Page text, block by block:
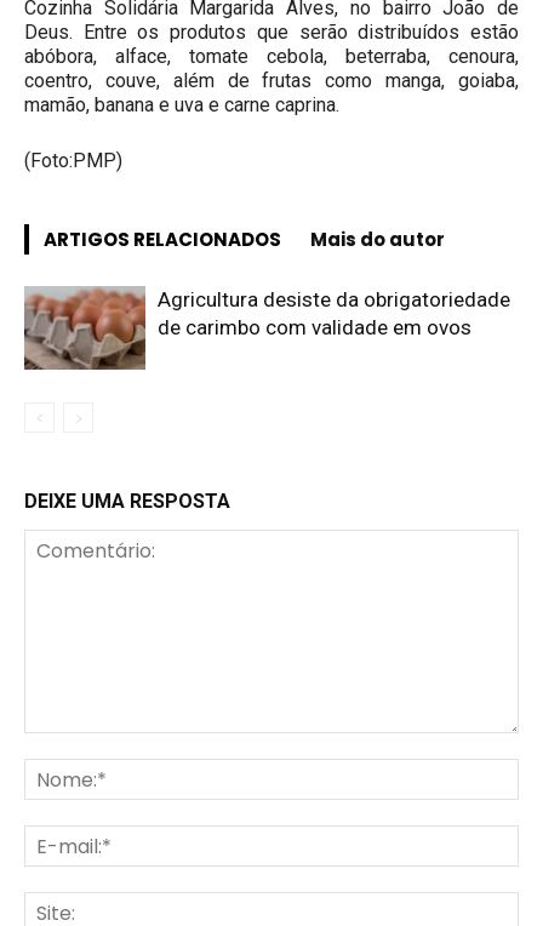
Cozinha Solidária Margarida Alves, no bairro João de
Deus. Entre os produtos que serão distribuídos estão
abóbora, alface, tomate cebola, beterraba, cenoura,
coentro, couve, além de frutas como manga, goiaba,
mamão, banana e uva e carne caprina.
(Foto:PMP)
ARTIGOS RELACIONADOS Mais do autor
Agricultura desiste da obrigatoriedade
de carimbo com validade em ovos
DEIXE UMA RESPOSTA